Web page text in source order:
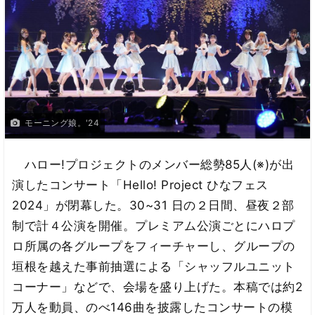
モーニング娘。'24
ハロー!プロジェクトのメンバー総勢85人(※)が出
演したコンサート「Hello! Project ひなフェス
2024」が閉幕した。30~31 日の２日間、昼夜２部
制で計４公演を開催。プレミアム公演ごとにハロプ
ロ所属の各グループをフィーチャーし、グループの
垣根を越えた事前抽選による「シャッフルユニット
コーナー」などで、会場を盛り上げた。本稿では約2
万人を動員、のべ146曲を披露したコンサートの模